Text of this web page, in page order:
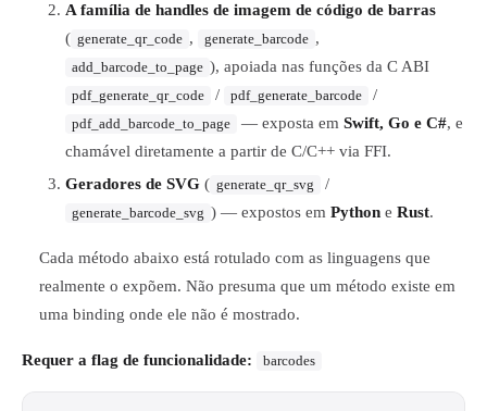
A família de handles de imagem de código de barras
( generate_qr_code , generate_barcode ,
add_barcode_to_page ), apoiada nas funções da C ABI
pdf_generate_qr_code / pdf_generate_barcode /
pdf_add_barcode_to_page — exposta em Swift, Go e C#, e
chamável diretamente a partir de C/C++ via FFI.
Geradores de SVG ( generate_qr_svg /
generate_barcode_svg ) — expostos em Python e Rust.
Cada método abaixo está rotulado com as linguagens que
realmente o expõem. Não presuma que um método existe em
uma binding onde ele não é mostrado.
Requer a flag de funcionalidade: barcodes